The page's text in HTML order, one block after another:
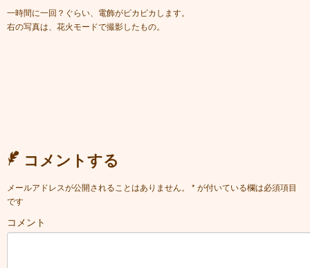
一時間に一回？ぐらい、電飾がピカピカします。
右の写真は、花火モードで撮影したもの。
コメントする
メールアドレスが公開されることはありません。 * が付いている欄は必須項目
です
コメント